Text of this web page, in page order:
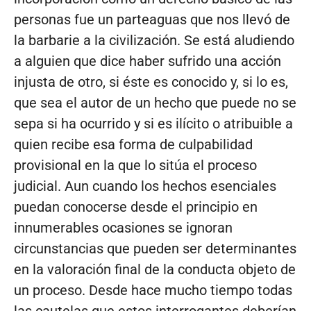
personas fue un parteaguas que nos llevó de
la barbarie a la civilización. Se está aludiendo
a alguien que dice haber sufrido una acción
injusta de otro, si éste es conocido y, si lo es,
que sea el autor de un hecho que puede no se
sepa si ha ocurrido y si es ilícito o atribuible a
quien recibe esa forma de culpabilidad
provisional en la que lo sitúa el proceso
judicial. Aun cuando los hechos esenciales
puedan conocerse desde el principio en
innumerables ocasiones se ignoran
circunstancias que pueden ser determinantes
en la valoración final de la conducta objeto de
un proceso. Desde hace mucho tiempo todas